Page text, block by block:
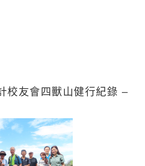
校友會四獸山健行紀錄 –